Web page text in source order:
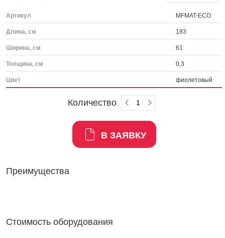
Артикул MFMAT-ECO
Длина, см 183
Ширина, см 61
Толщина, см 0,3
Цвет фиолетовый
Количество
В ЗАЯВКУ
Преимущества
Стоимость оборудования